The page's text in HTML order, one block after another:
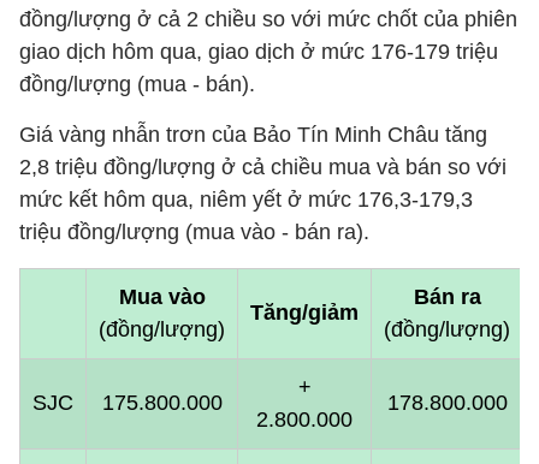
đồng/lượng ở cả 2 chiều so với mức chốt của phiên
giao dịch hôm qua, giao dịch ở mức 176-179 triệu
đồng/lượng (mua - bán).
Giá vàng nhẫn trơn của Bảo Tín Minh Châu tăng
2,8 triệu đồng/lượng ở cả chiều mua và bán so với
mức kết hôm qua, niêm yết ở mức 176,3-179,3
triệu đồng/lượng (mua vào - bán ra).
Mua vào
(đồng/lượng)
Tăng/giảm
Bán ra
(đồng/lượng)
SJC 175.800.000
+
2.800.000
178.800.000